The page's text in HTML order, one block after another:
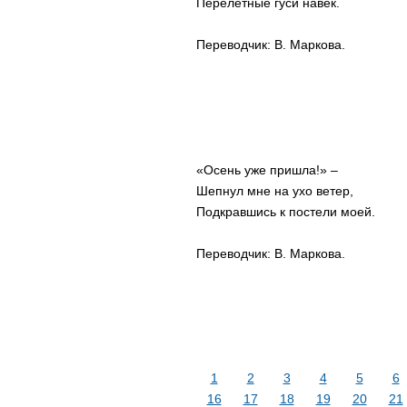
Переводчик: В. Маркова.
«Осень уже пришла!» –
Шепнул мне на ухо ветер,
Подкравшись к постели моей.
Переводчик: В. Маркова.
1 2 3 4 5 6
16
17 18 19 20 21